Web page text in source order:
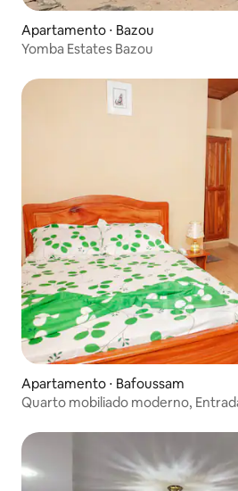
Apartamento ⋅ Bazou
Yomba Estates Bazou
Apartamento ⋅ Bafoussam
Quarto mobiliado moderno,